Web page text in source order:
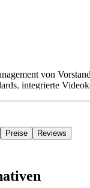
von
integrierte
Preise Reviews